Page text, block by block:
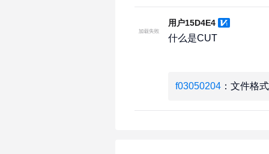
用户15D4E4
什么是CUT
f03050204 ：文件格式